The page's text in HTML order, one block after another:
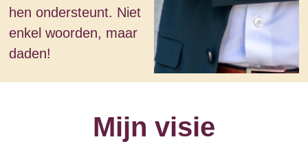
hen ondersteunt. Niet
enkel woorden, maar
daden!
Mijn visie